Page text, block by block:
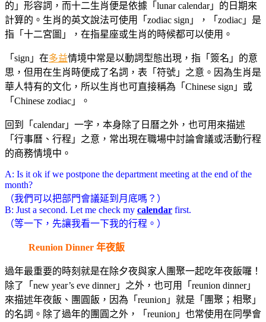
的」形容詞，而十二生肖便是依據「lunar calendar」的日期來
計算的。生肖的英文說法可使用「zodiac sign」，「zodiac」是
指「十二宮圖」，在指星座或生肖的時候都可以使用。
「sign」在多益情境中常是以動詞型態出現，指「簽名」的意
思，但用在生肖時便成了名詞，表「符號」之意。因為生肖是
華人特有的文化，所以生肖也可直接稱為「Chinese sign」或
「Chinese zodiac」。
回到「calendar」一字，本身除了日曆之外，也可用來描述
「行事曆、行程」之意，常出現在職場中討論會議或活動行程
的商務情境中。
A: Is it ok if we postpone the department meeting at the end of the
month?
（我們可以把部門會議延到月底嗎？）
B: Just a second. Let me check my calendar first.
（等一下，先讓我看一下我的行程。）
Reunion Dinner 年夜飯
過年最重要的時刻就是在除夕夜與家人團聚一起吃年夜飯囉！
除了「new year’s eve dinner」之外，也可用「reunion dinner」
來描述年夜飯、團圓飯，因為「reunion」就是「團聚；相聚」
的名詞。除了過年的團圓之外，「reunion」也常使用在同學會